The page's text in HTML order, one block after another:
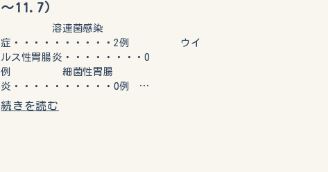
～11.7）
溶連菌感染
症・・・・・・・・・・2例 ウイ
ルス性胃腸炎・・・・・・・・0
例 細菌性胃腸
炎・・・・・・・・・・0例 …
続きを読む